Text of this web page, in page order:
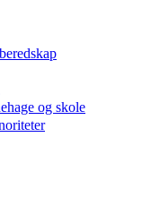
og skole